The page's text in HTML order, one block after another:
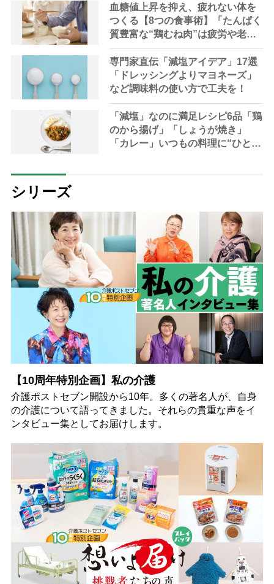
血糖値上昇を抑え、疲れない体を
つくる【8つの食事術】「たんぱく
質豊富な“鶏むね肉”は疲労や老化
を避ける“ミラクルフード」
専門家直伝「減塩アイデア」17選
「ドレッシングよりマヨネーズ」
など調味料の使い方で工夫を！
「減塩」なのに満足レシピ6品「鶏
のから揚げ」「しょうが焼き」
「カレー」いつもの料理に“ひと工
シリーズ
【10周年特別企画】私の介護
介護ポストセブン開設から10年。多くの著名人が、自身
の介護について語ってきました。それらの貴重な声をイ
ンタビュー集としてお届けします。